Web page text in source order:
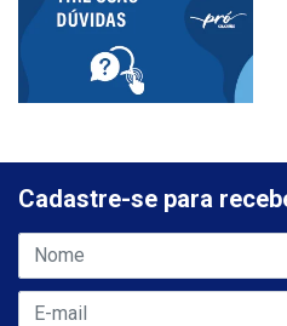
Cadastre-se para